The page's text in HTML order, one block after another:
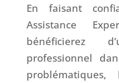
En faisant
Assistance
bénéficierez
professionnel